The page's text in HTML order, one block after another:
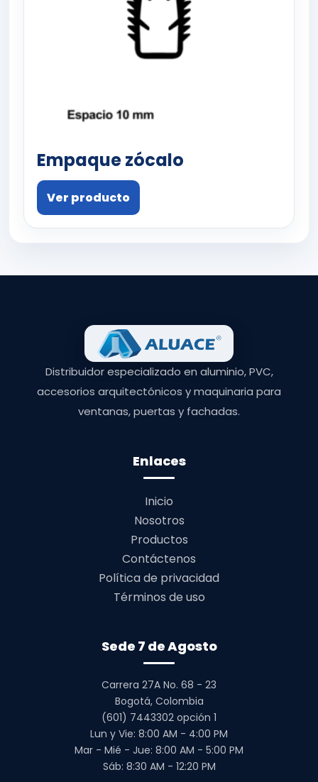
Empaque zócalo
Ver producto
Distribuidor especializado en aluminio, PVC,
accesorios arquitectónicos y maquinaria para
ventanas, puertas y fachadas.
Enlaces
Inicio
Nosotros
Productos
Contáctenos
Política de privacidad
Términos de uso
Sede 7 de Agosto
Carrera 27A No. 68 - 23
Bogotá, Colombia
(601) 7443302 opción 1
Lun y Vie: 8:00 AM - 4:00 PM
Mar - Mié - Jue: 8:00 AM - 5:00 PM
Sáb: 8:30 AM - 12:20 PM